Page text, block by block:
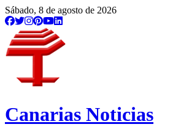
Sábado, 8 de agosto de 2026
Canarias Noticias
/etiqueta/reserva-de-la-biosfera